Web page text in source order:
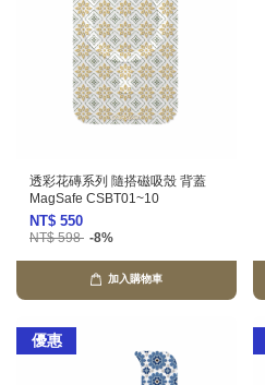
透彩花磚系列 隨搭磁吸殼 背蓋
MagSafe CSBT01~10
NT$ 550
NT$ 598 -8%
加入購物車
優惠